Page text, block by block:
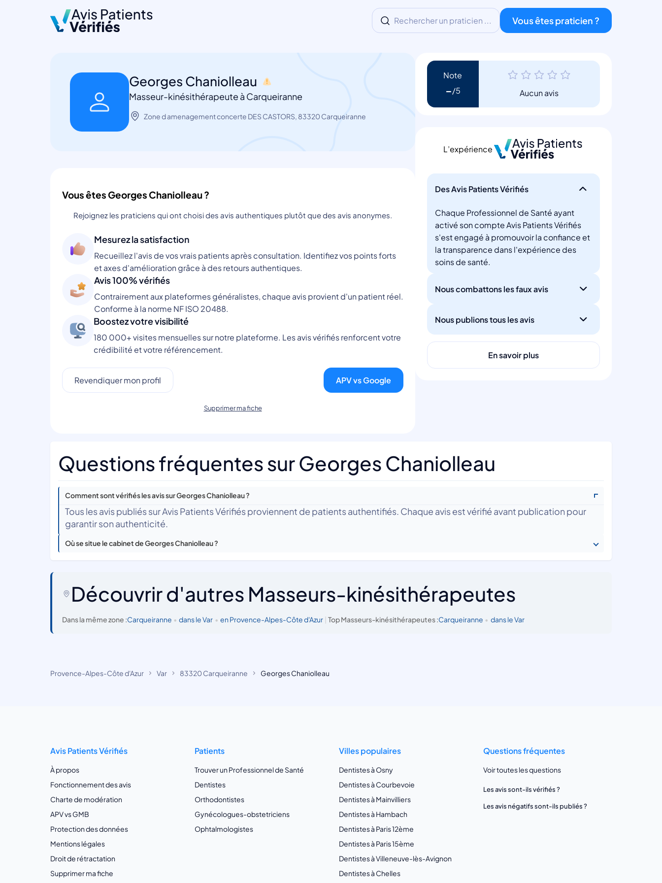
Rechercher un praticien ... Vous êtes praticien ?
Georges Chaniolleau
Masseur-kinésithérapeute à Carqueiranne
Zone d amenagement concerte DES CASTORS, 83320 Carqueiranne
Vous êtes Georges Chaniolleau ?
Rejoignez les praticiens qui ont choisi des avis authentiques plutôt que des avis anonymes.
Mesurez la satisfaction
Recueillez l'avis de vos vrais patients après consultation. Identifiez vos points forts
et axes d'amélioration grâce à des retours authentiques.
Avis 100% vérifiés
Contrairement aux plateformes généralistes, chaque avis provient d'un patient réel.
Conforme à la norme NF ISO 20488.
Boostez votre visibilité
180 000+ visites mensuelles sur notre plateforme. Les avis vérifiés renforcent votre
crédibilité et votre référencement.
Revendiquer mon profil APV vs Google
Supprimer ma fiche
Note
- Aucun avis
L’expérience
Des Avis Patients Vérifiés
Chaque Professionnel de Santé ayant
activé son compte Avis Patients Vérifiés
s'est engagé à promouvoir la confiance et
la transparence dans l'expérience des
soins de santé.
Nous combattons les faux avis
Nous publions tous les avis
En savoir plus
Questions fréquentes sur Georges Chaniolleau
Comment sont vérifiés les avis sur Georges Chaniolleau ?
Tous les avis publiés sur Avis Patients Vérifiés proviennent de patients authentifiés. Chaque avis est vérifié avant publication pour
garantir son authenticité.
Où se situe le cabinet de Georges Chaniolleau ?
Découvrir d'autres Masseurs-kinésithérapeutes
Dans la même zone :Carqueiranne • dans le Var • en Provence-Alpes-Côte d'Azur | Top Masseurs-kinésithérapeutes :Carqueiranne • dans le Var
Provence-Alpes-Côte d'Azur Var 83320 Carqueiranne Georges Chaniolleau
Avis Patients Vérifiés
À propos
Fonctionnement des avis
Charte de modération
APV vs GMB
Protection des données
Mentions légales
Droit de rétractation
Supprimer ma fiche
Patients
Trouver un Professionnel de Santé
Dentistes
Orthodontistes
Gynécologues-obstetriciens
Ophtalmologistes
Villes populaires
Dentistes à Osny
Dentistes à Courbevoie
Dentistes à Mainvilliers
Dentistes à Hambach
Dentistes à Paris 12ème
Dentistes à Paris 15ème
Dentistes à Villeneuve-lès-Avignon
Dentistes à Chelles
Questions fréquentes
Voir toutes les questions
Les avis sont-ils vérifiés ?
Les avis négatifs sont-ils publiés ?